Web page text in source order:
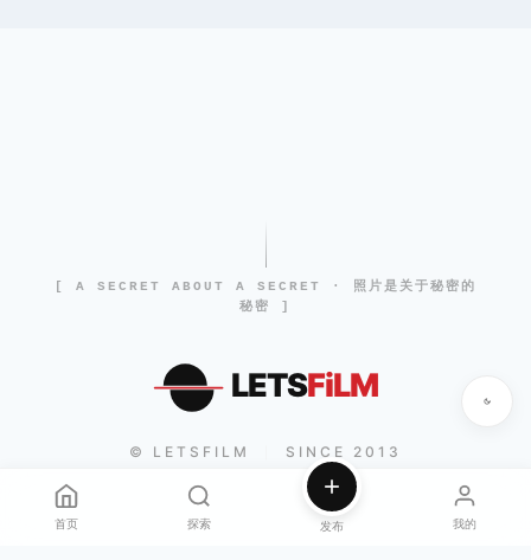
[ A SECRET ABOUT A SECRET · 照片是关于秘密的
秘密 ]
LETSFiLM
© LETSFILM SINCE 2013
首页 探索 发布 我的